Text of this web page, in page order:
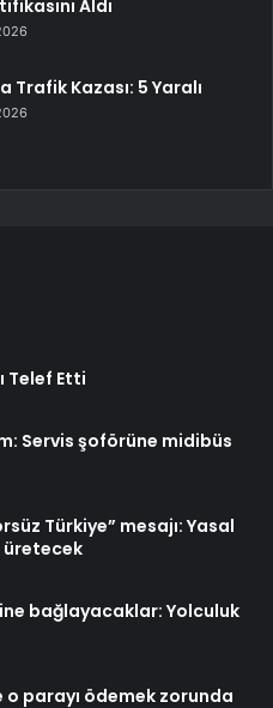
Aldı
Trafik Kazası: 5 Yaralı
Telef Etti
Servis şoförüne midibüs
Türkiye” mesajı: Yasal
üretecek
bağlayacaklar: Yolculuk
parayı ödemek zorunda